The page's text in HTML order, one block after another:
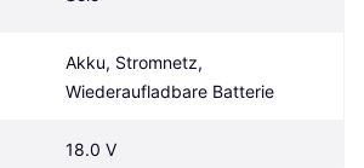
Akku, Stromnetz,
Wiederaufladbare Batterie
18.0 V